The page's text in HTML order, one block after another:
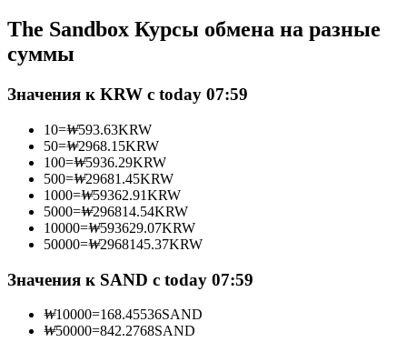
Станьте копи-трейдером
Наслаждайтесь распределением прибыли и комиссиями
за копи-трейдинг
The Sandbox Курсы обмена на разные
суммы
Значения к KRW с today 07:59
10=₩593.63KRW
50=₩2968.15KRW
100=₩5936.29KRW
500=₩29681.45KRW
1000=₩59362.91KRW
5000=₩296814.54KRW
10000=₩593629.07KRW
50000=₩2968145.37KRW
Значения к SAND с today 07:59
₩10000=168.45536SAND
₩50000=842.2768SAND